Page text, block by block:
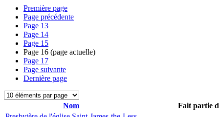
Première page
Page précédente
Page 13
Page 14
Page 15
Page 16 (page actuelle)
Page 17
Page suivante
Dernière page
Nom
Fait partie